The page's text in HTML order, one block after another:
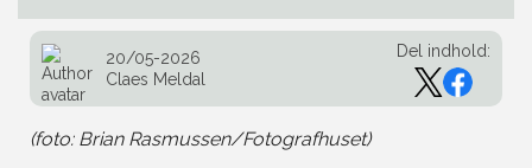
20/05-2026
Claes Meldal
Del indhold:
(foto: Brian Rasmussen/Fotografhuset)